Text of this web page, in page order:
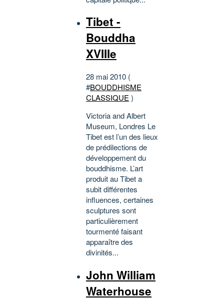
Tibet -
Bouddha
XVIIIe
28 mai 2010 (
#BOUDDHISME
CLASSIQUE )
Victoria and Albert
Museum, Londres Le
Tibet est l’un des lieux
de prédilections de
développement du
bouddhisme. L’art
produit au Tibet a
subit différentes
influences, certaines
sculptures sont
particulièrement
tourmenté faisant
apparaître des
divinités...
John William
Waterhouse